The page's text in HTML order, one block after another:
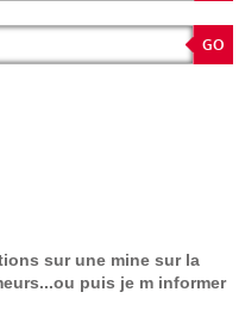
sur une mine sur la
puis je m informer